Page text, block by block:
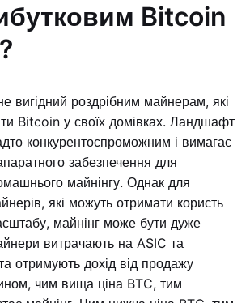
Bitcoin
вигідний роздрібним майнерам, які
Bitcoin у своїх домівках. Ландшафт
конкурентоспроможним і вимагає
забезпечення для
майнінгу. Однак для
які можуть отримати користь
майнінг може бути дуже
витрачають на ASIC та
отримують дохід від продажу
чим вища ціна BTC, тим